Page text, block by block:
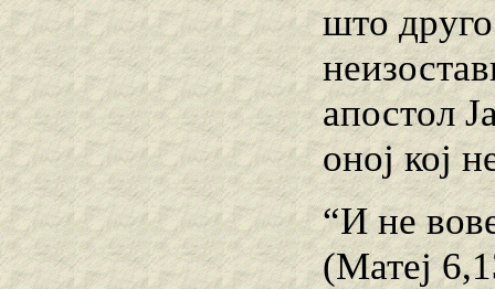
што
апостол
оној кој
“И не
(Матеј